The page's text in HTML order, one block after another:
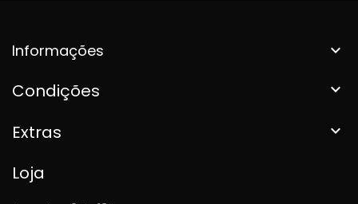
Informações 
Condições 
Extras 
Loja